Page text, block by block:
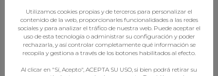
Utilizamos cookies propias y de terceros para personalizar el
contenido de la web, proporcionarles funcionalidades a las redes
sociales y para analizar el tráfico de nuestra web. Puede aceptar el
uso de esta tecnología o administrar su configuración y poder
rechazarla, y así controlar completamente qué información se
recopila y gestiona a través de los botones habilitados al efecto.
Al clicar en "Sí, Acepto", ACEPTA SU USO, si bien podrá retirar su